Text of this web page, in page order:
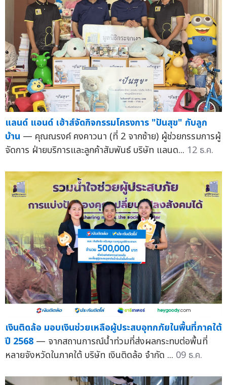
แลนด์ แอนด์ เฮ้าส์จัดกิจกรรมโครงการ "ปันสุข" กับลูก
บ้าน — คุณณรงค์ คงคาวนา (ที่ 2 จากซ้าย) ผู้ช่วยกรรมการผู้
จัดการ ฝ่ายบริการและลูกค้าสัมพันธ์ บริษัท แลนด... 12 ธ.ค.
เงินติดล้อ มอบเงินช่วยเหลือผู้ประสบอุทกภัยในพื้นที่ภาคใต้
ปี 2568 — จากสถานการณ์น้ำท่วมที่ส่งผลกระทบต่อพื้นที่
หลายจังหวัดในภาคใต้ บริษัท เงินติดล้อ จำกัด ... 09 ธ.ค.